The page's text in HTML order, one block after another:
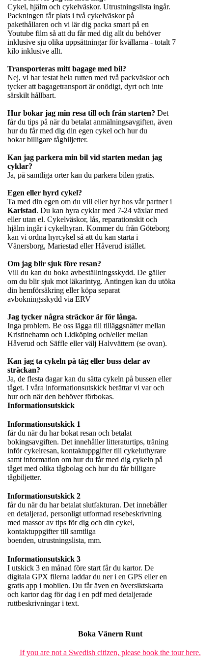
Cykel, hjälm och cykelväskor. Utrustningslista ingår.
Packningen får plats i två cykelväskor på
pakethållaren och vi lär dig packa smart på en
Youtube film så att du får med dig allt du behöver
inklusive sju olika uppsättningar för kvällarna - totalt 7
kilo inklusive allt.
Transporteras mitt bagage med bil?
Nej, vi har testat hela rutten med två packväskor och
tycker att bagagetransport är onödigt, dyrt och inte
särskilt hållbart.
Hur bokar jag min resa till och från starten? Det
får du tips på när du betalat anmälningsavgiften, även
hur du får med dig din egen cykel och hur du
bokar billigare tågbiljetter.
Kan jag parkera min bil vid starten medan jag
cyklar?
Ja, på samtliga orter kan du parkera bilen gratis.
Egen eller hyrd cykel?
Ta med din egen om du vill eller hyr hos vår partner i
Karlstad. Du kan hyra cyklar med 7-24 växlar med
eller utan el. Cykelväskor, lås, reparationskit och
hjälm ingår i cykelhyran. Kommer du från Göteborg
kan vi ordna hyrcykel så att du kan starta i
Vänersborg, Mariestad eller Håverud istället.
Om jag blir sjuk före resan?
Vill du kan du boka avbeställningsskydd. De gäller
om du blir sjuk mot läkarintyg. Antingen kan du utöka
din hemförsäkring eller köpa separat
avbokningsskydd via ERV
Jag tycker några sträckor är för långa.
Inga problem. Be oss lägga till tilläggsnätter mellan
Kristinehamn och Lidköping och/eller mellan
Håverud och Säffle eller välj Halvvättern (se ovan).
Kan jag ta cykeln på tåg eller buss delar av
sträckan?
Ja, de flesta dagar kan du sätta cykeln på bussen eller
tåget. I våra informationsutskick berättar vi var och
hur och när den behöver förbokas.
Informationsutskick
Informationsutskick 1
får du när du har bokat resan och betalat
bokingsavgiften. Det innehåller litteraturtips, träning
inför cykelresan, kontaktuppgifter till cykeluthyrare
samt information om hur du får med dig cykeln på
tåget med olika tågbolag och hur du får billigare
tågbiljetter.
Informationsutskick 2
får du när du har betalat slutfakturan. Det innebåller
en detaljerad, personligt utformad resebeskrivning
med massor av tips för dig och din cykel,
kontaktuppgifter till samtliga
boenden, utrustningslista, mm.
Informationsutskick 3
I utskick 3 en månad före start får du kartor. De
digitala GPX filerna laddar du ner i en GPS eller en
gratis app i mobilen. Du får även en översiktskarta
och kartor dag för dag i en pdf med detaljerade
ruttbeskrivningar i text.
Boka Vänern Runt
If you are not a Swedish citizen, please book the tour here.